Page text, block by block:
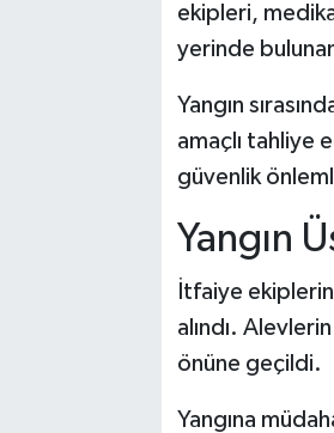
ekipleri,
yerinde
Yangın
amaçlı tahliye
güvenlik
Yangın
İtfaiye
alındı.
önüne geçildi.
Yangına